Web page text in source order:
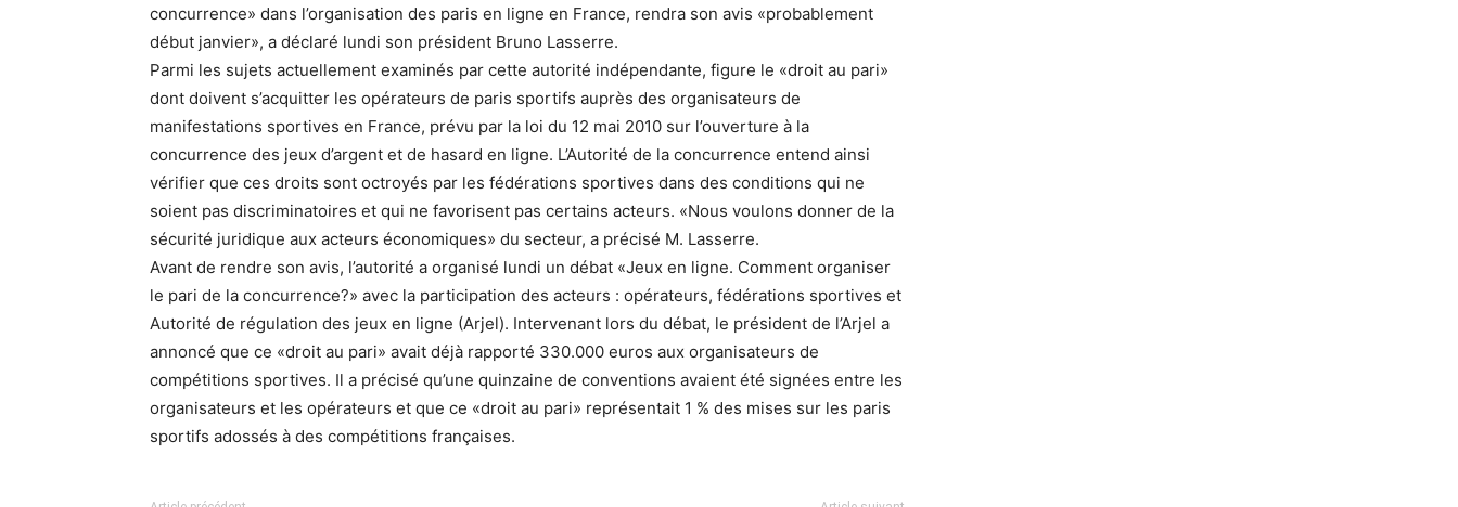
concurrence» dans l’organisation des paris en ligne en France, rendra son avis «probablement
début janvier», a déclaré lundi son président Bruno Lasserre.
Parmi les sujets actuellement examinés par cette autorité indépendante, figure le «droit au pari»
dont doivent s’acquitter les opérateurs de paris sportifs auprès des organisateurs de
manifestations sportives en France, prévu par la loi du 12 mai 2010 sur l’ouverture à la
concurrence des jeux d’argent et de hasard en ligne. L’Autorité de la concurrence entend ainsi
vérifier que ces droits sont octroyés par les fédérations sportives dans des conditions qui ne
soient pas discriminatoires et qui ne favorisent pas certains acteurs. «Nous voulons donner de la
sécurité juridique aux acteurs économiques» du secteur, a précisé M. Lasserre.
Avant de rendre son avis, l’autorité a organisé lundi un débat «Jeux en ligne. Comment organiser
le pari de la concurrence?» avec la participation des acteurs : opérateurs, fédérations sportives et
Autorité de régulation des jeux en ligne (Arjel). Intervenant lors du débat, le président de l’Arjel a
annoncé que ce «droit au pari» avait déjà rapporté 330.000 euros aux organisateurs de
compétitions sportives. Il a précisé qu’une quinzaine de conventions avaient été signées entre les
organisateurs et les opérateurs et que ce «droit au pari» représentait 1 % des mises sur les paris
sportifs adossés à des compétitions françaises.